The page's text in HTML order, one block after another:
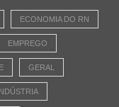
ECONOMIA DO RN
EMPREGO
GERAL